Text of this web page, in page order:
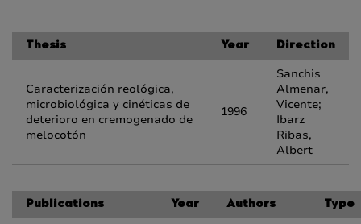
Thesis Year Direction
Caracterización reológica,
microbiológica y cinéticas de
deterioro en cremogenado de
melocotón
1996
Sanchis
Almenar,
Vicente;
Ibarz
Ribas,
Albert
Publications Year Authors Type